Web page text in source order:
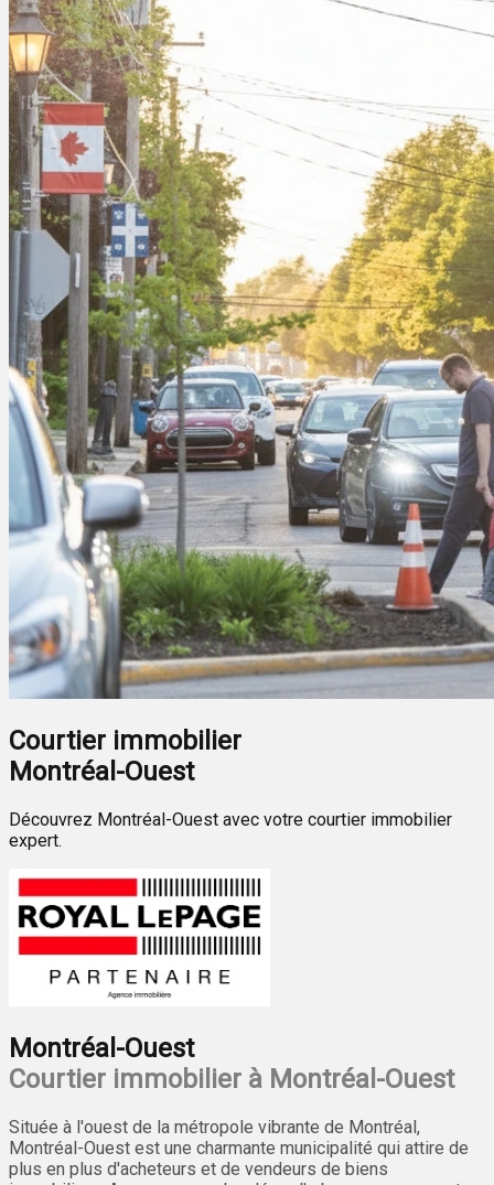
Courtier immobilier
Montréal-Ouest
Découvrez Montréal-Ouest avec votre courtier immobilier
expert.
Montréal-Ouest
Courtier immobilier à Montréal-Ouest
Située à l'ouest de la métropole vibrante de Montréal,
Montréal-Ouest est une charmante municipalité qui attire de
plus en plus d'acheteurs et de vendeurs de biens